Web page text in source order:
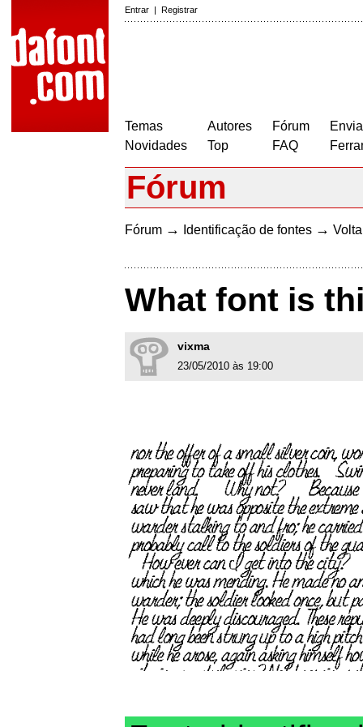
Entrar | Registrar
Temas
Novidades
Autores
Top
Fórum
FAQ
Fórum
Fórum → Identificação de fontes →
What font is
vixma
23/05/2010 às 19:00